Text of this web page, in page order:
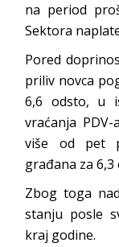
na period
Sektora
Pored
priliv novca
6,6 odsto, u
vraćanja
više od pet
građana za 6,3
Zbog toga
stanju posle
kraj godine.